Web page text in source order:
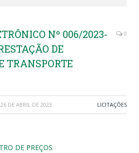
Nº 006/2023-
DE
TRANSPORTE
0
26 DE ABRIL DE 2023 LICITAÇÕES
DE PREÇOS